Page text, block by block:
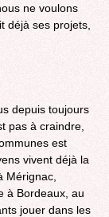
ne voulons
déjà ses projets,
depuis toujours
pas à craindre,
est
vivent déjà la
Mérignac,
à Bordeaux, au
jouer dans les